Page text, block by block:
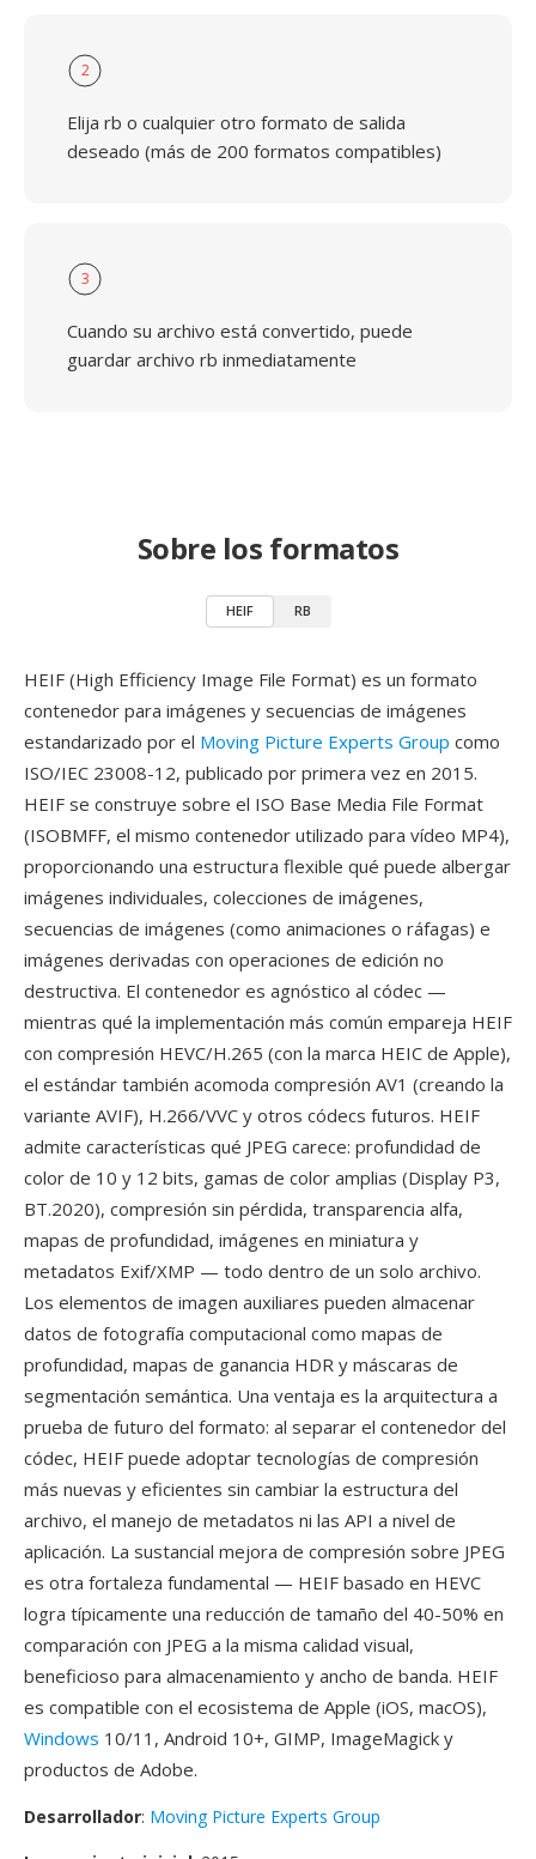
2
Elija rb o cualquier otro formato de salida
deseado (más de 200 formatos compatibles)
3
Cuando su archivo está convertido, puede
guardar archivo rb inmediatamente
Sobre los formatos
HEIF RB
HEIF (High Efficiency Image File Format) es un formato
contenedor para imágenes y secuencias de imágenes
estandarizado por el Moving Picture Experts Group como
ISO/IEC 23008-12, publicado por primera vez en 2015.
HEIF se construye sobre el ISO Base Media File Format
(ISOBMFF, el mismo contenedor utilizado para vídeo MP4),
proporcionando una estructura flexible qué puede albergar
imágenes individuales, colecciones de imágenes,
secuencias de imágenes (como animaciones o ráfagas) e
imágenes derivadas con operaciones de edición no
destructiva. El contenedor es agnóstico al códec —
mientras qué la implementación más común empareja HEIF
con compresión HEVC/H.265 (con la marca HEIC de Apple),
el estándar también acomoda compresión AV1 (creando la
variante AVIF), H.266/VVC y otros códecs futuros. HEIF
admite características qué JPEG carece: profundidad de
color de 10 y 12 bits, gamas de color amplias (Display P3,
BT.2020), compresión sin pérdida, transparencia alfa,
mapas de profundidad, imágenes en miniatura y
metadatos Exif/XMP — todo dentro de un solo archivo.
Los elementos de imagen auxiliares pueden almacenar
datos de fotografía computacional como mapas de
profundidad, mapas de ganancia HDR y máscaras de
segmentación semántica. Una ventaja es la arquitectura a
prueba de futuro del formato: al separar el contenedor del
códec, HEIF puede adoptar tecnologías de compresión
más nuevas y eficientes sin cambiar la estructura del
archivo, el manejo de metadatos ni las API a nivel de
aplicación. La sustancial mejora de compresión sobre JPEG
es otra fortaleza fundamental — HEIF basado en HEVC
logra típicamente una reducción de tamaño del 40-50% en
comparación con JPEG a la misma calidad visual,
beneficioso para almacenamiento y ancho de banda. HEIF
es compatible con el ecosistema de Apple (iOS, macOS),
Windows 10/11, Android 10+, GIMP, ImageMagick y
productos de Adobe.
Desarrollador: Moving Picture Experts Group